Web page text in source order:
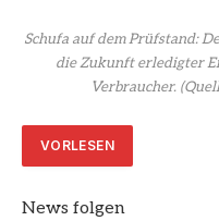
Schufa auf dem Prüfstand:
die Zukunft erledigter
Verbraucher.
VORLESEN
News folgen